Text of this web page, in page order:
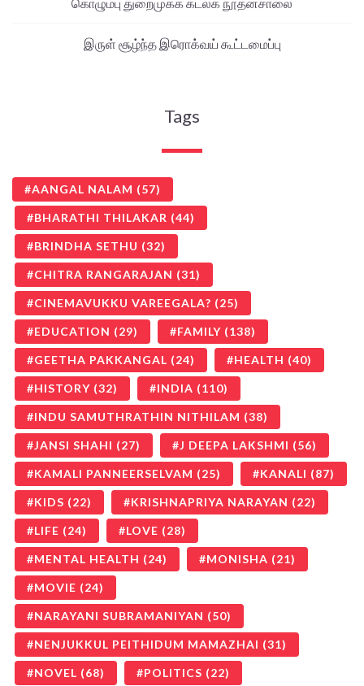
இருள் சூழ்ந்த இரொக்வய் கூட்டமைப்பு
Tags
AANGAL NALAM (57)
BHARATHI THILAKAR (44)
BRINDHA SETHU (32)
CHITRA RANGARAJAN (31)
CINEMAVUKKU VAREEGALA? (25)
EDUCATION (29) FAMILY (138)
GEETHA PAKKANGAL (24) HEALTH (40)
HISTORY (32) INDIA (110)
INDU SAMUTHRATHIN NITHILAM (38)
JANSI SHAHI (27) J DEEPA LAKSHMI (56)
KAMALI PANNEERSELVAM (25) KANALI (87)
KIDS (22) KRISHNAPRIYA NARAYAN (22)
LIFE (24) LOVE (28)
MENTAL HEALTH (24) MONISHA (21)
MOVIE (24)
NARAYANI SUBRAMANIYAN (50)
NENJUKKUL PEITHIDUM MAMAZHAI (31)
NOVEL (68) POLITICS (22)